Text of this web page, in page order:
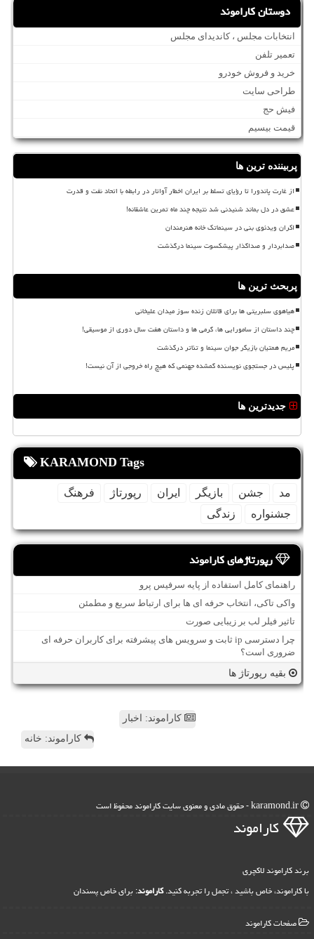
دوستان کاراموند
انتخابات مجلس ، کاندیدای مجلس
تعمیر تلفن
خرید و فروش خودرو
طراحی سایت
فیش حج
قیمت بیسیم
پربیننده ترین ها
از غارت پاندورا تا رؤیای تسلط بر ایران اخطار آواتار در رابطه با اتحاد نفت و قدرت
عشق در دل بماند شنیدنی شد نتیجه چند ماه تمرین عاشقانه!
اکران ویدئوی بنی در سینماتک خانه هنرمندان
صدابردار و صداگذار پیشکسوت سینما درگذشت
پربحث ترین ها
هیاهوی سلبریتی ها برای قاتلان زنده سوز میدان علیخانی
چند داستان از سامورایی ها، گرمی ها و داستان هفت سال دوری از موسیقی!
مریم همتیان بازیگر جوان سینما و تئاتر درگذشت
پلیس در جستجوی نویسنده گمشده جهنمی که هیچ راه خروجی از آن نیست!
جدیدترین ها
KARAMOND Tags
مد جشن بازیگر ایران رپورتاژ
فرهنگ
جشنواره
زندگی
رپورتاژهای کاراموند
راهنمای کامل استفاده از پایه سرفیس پرو
واکی تاکی، انتخاب حرفه ای ها برای ارتباط سریع و مطمئن
تاثیر فیلر لب بر زیبایی صورت
چرا دسترسی ip ثابت و سرویس های پیشرفته برای کاربران حرفه ای
ضروری است؟
بقیه رپورتاژ ها
کاراموند: اخبار
کاراموند: خانه
كاراموند
برند کاراموند لاکچری
با کاراموند، خاص باشید ، تجمل را تجربه کنید.کاراموند: برای خاص پسندان
صفحات كاراموند